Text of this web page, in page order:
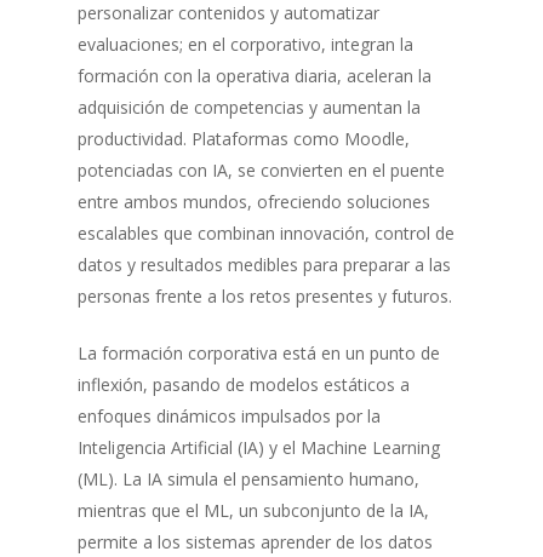
personalizar contenidos y automatizar
evaluaciones; en el corporativo, integran la
formación con la operativa diaria, aceleran la
adquisición de competencias y aumentan la
productividad. Plataformas como Moodle,
potenciadas con IA, se convierten en el puente
entre ambos mundos, ofreciendo soluciones
escalables que combinan innovación, control de
datos y resultados medibles para preparar a las
personas frente a los retos presentes y futuros.
La formación corporativa está en un punto de
inflexión, pasando de modelos estáticos a
enfoques dinámicos impulsados por la
Inteligencia Artificial (IA) y el Machine Learning
(ML). La IA simula el pensamiento humano,
mientras que el ML, un subconjunto de la IA,
permite a los sistemas aprender de los datos